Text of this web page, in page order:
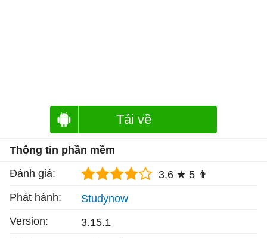
Tải về
Thông tin phần mềm
Đánh giá:
3,6 ★ 5 👨
Phát hành:
Studynow
Version:
3.15.1